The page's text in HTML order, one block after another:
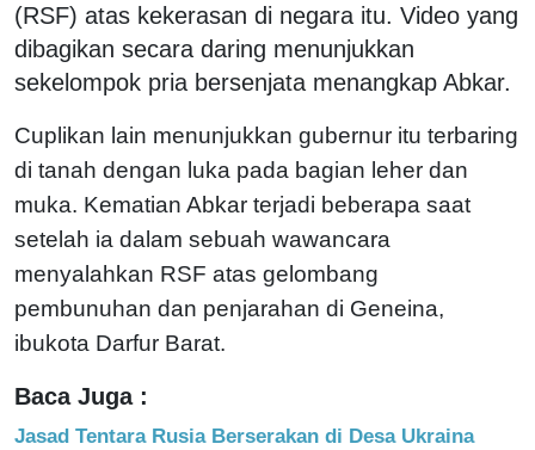
(RSF) atas kekerasan di negara itu. Video yang
dibagikan secara daring menunjukkan
sekelompok pria bersenjata menangkap Abkar.
Cuplikan lain menunjukkan gubernur itu terbaring
di tanah dengan luka pada bagian leher dan
muka. Kematian Abkar terjadi beberapa saat
setelah ia dalam sebuah wawancara
menyalahkan RSF atas gelombang
pembunuhan dan penjarahan di Geneina,
ibukota Darfur Barat.
Baca Juga :
Jasad Tentara Rusia Berserakan di Desa Ukraina